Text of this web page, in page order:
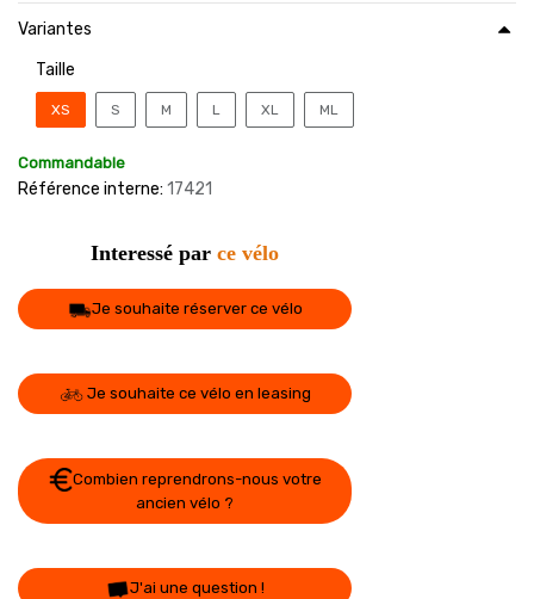
Variantes
Taille
XS S M L XL ML
Commandable
Référence interne: 17421
Interessé par ce vélo
Je souhaite réserver ce vélo
Je souhaite ce vélo en leasing
Combien reprendrons-nous votre
ancien vélo ?
J'ai une question !